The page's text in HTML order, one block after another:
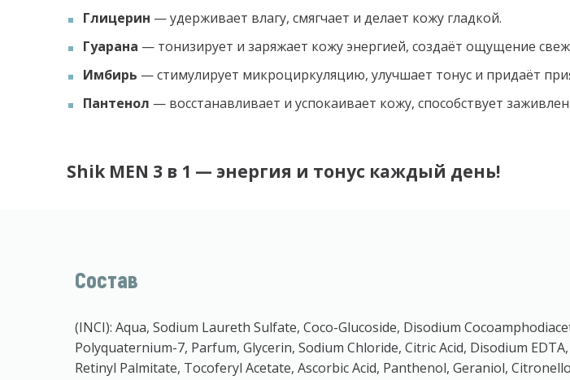
Глицерин — удерживает влагу, смягчает и делает кожу гладкой.
Гуарана — тонизирует и заряжает кожу энергией, создаёт ощущение
Имбирь — стимулирует микроциркуляцию, улучшает тонус и придаёт
Пантенол — восстанавливает и успокаивает кожу, способствует
Shik MEN 3 в 1 — энергия и тонус каждый день!
Состав
(INCI): Aqua, Sodium Laureth Sulfate, Coco-Glucoside, Disodium
Polyquaternium-7, Parfum, Glycerin, Sodium Chloride, Citric Acid, Disodium
Retinyl Palmitate, Tocoferyl Acetate, Ascorbic Acid, Panthenol, Geraniol,